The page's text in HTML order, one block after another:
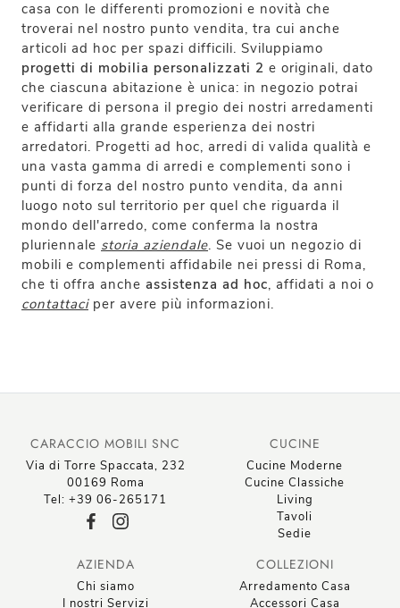
casa con le differenti promozioni e novità che
troverai nel nostro punto vendita, tra cui anche
articoli ad hoc per spazi difficili. Sviluppiamo
progetti di mobilia personalizzati 2 e originali, dato
che ciascuna abitazione è unica: in negozio potrai
verificare di persona il pregio dei nostri arredamenti
e affidarti alla grande esperienza dei nostri
arredatori. Progetti ad hoc, arredi di valida qualità e
una vasta gamma di arredi e complementi sono i
punti di forza del nostro punto vendita, da anni
luogo noto sul territorio per quel che riguarda il
mondo dell'arredo, come conferma la nostra
pluriennale storia aziendale. Se vuoi un negozio di
mobili e complementi affidabile nei pressi di Roma,
che ti offra anche assistenza ad hoc, affidati a noi o
contattaciper avere più informazioni.
CARACCIO MOBILI SNC
Via di Torre Spaccata, 232
00169 Roma
Tel: +39 06-265171
CUCINE
Cucine Moderne
Cucine Classiche
Living
Tavoli
Sedie
AZIENDA
Chi siamo
I nostri Servizi
COLLEZIONI
Arredamento Casa
Accessori Casa